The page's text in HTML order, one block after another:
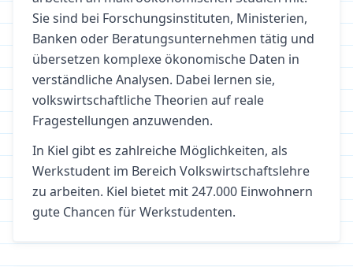
Sie sind bei Forschungsinstituten, Ministerien,
Banken oder Beratungsunternehmen tätig und
übersetzen komplexe ökonomische Daten in
verständliche Analysen. Dabei lernen sie,
volkswirtschaftliche Theorien auf reale
Fragestellungen anzuwenden.
In Kiel gibt es zahlreiche Möglichkeiten, als
Werkstudent im Bereich Volkswirtschaftslehre
zu arbeiten. Kiel bietet mit 247.000 Einwohnern
gute Chancen für Werkstudenten.